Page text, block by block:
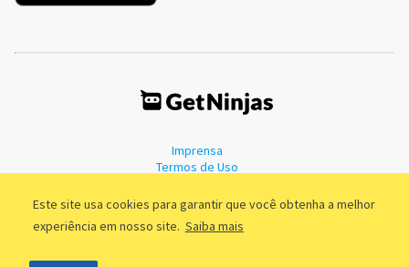
Este site usa cookies para garantir que você obtenha a melhor
experiência em nosso site. Saiba mais
Imprensa
Termos de Uso
©2011 - 2026, GetNinjas LTDA. CNPJ 55.744.877/0001-89 - Rua Dr.